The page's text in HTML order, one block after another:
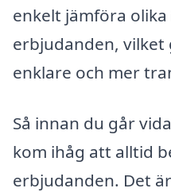
enkelt jämföra
erbjudanden, vilket
enklare och mer
Så innan du går
kom ihåg att alltid
erbjudanden. Det